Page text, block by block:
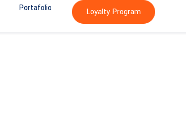
Portafolio Loyalty Program